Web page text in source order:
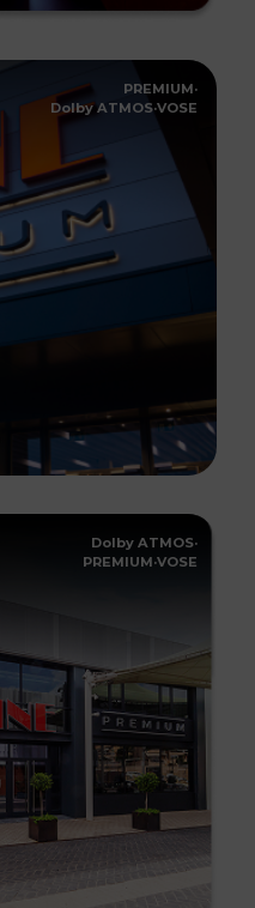
PREMIUM·
Dolby ATMOS·VOSE
Dolby ATMOS·
PREMIUM·VOSE